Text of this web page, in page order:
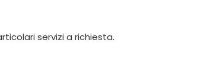
servizi a richiesta.